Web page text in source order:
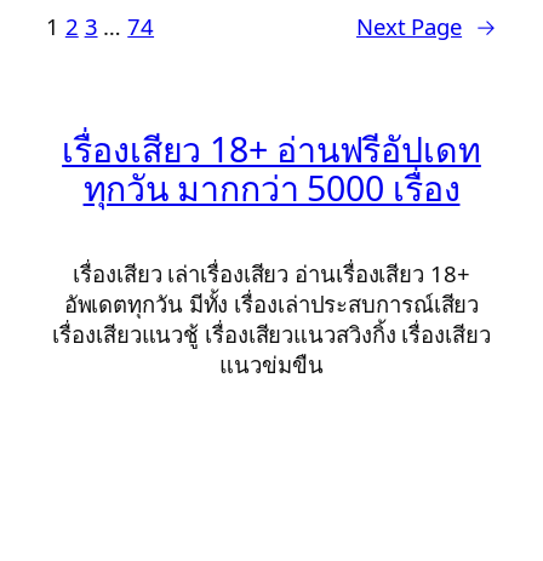
1 2 3 … 74 Next Page →
เรื่องเสียว 18+ อ่านฟรีอัปเดท
ทุกวัน มากกว่า 5000 เรื่อง
เรื่องเสียว เล่าเรื่องเสียว อ่านเรื่องเสียว 18+
อัพเดตทุกวัน มีทั้ง เรื่องเล่าประสบการณ์เสียว
เรื่องเสียวแนวชู้ เรื่องเสียวแนวสวิงกิ้ง เรื่องเสียว
แนวข่มขืน